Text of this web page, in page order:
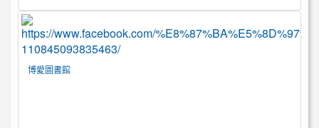
博愛圖書館